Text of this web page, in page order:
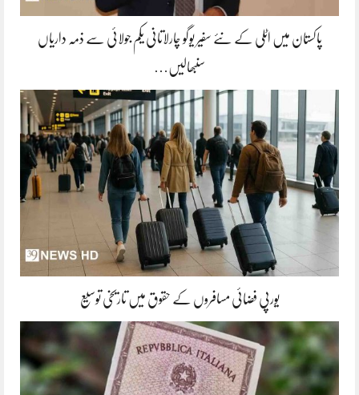
پاکستان میں اٹلی کے نئے سفیر یوگو چارلاتانی یکم جولائی سے ذمہ داریاں
سنبھالیں…
یورپی فضائی مسافروں کے حقوق میں تاریخی توسیع